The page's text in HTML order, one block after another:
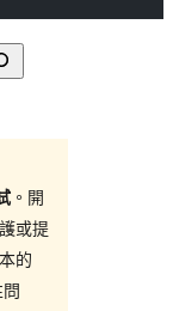
。開
或提
的